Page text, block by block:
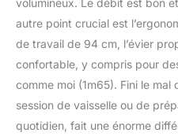
autre point crucial est
de travail de 94 cm, l’évier
confortable, y compris pour
comme moi (1m65). Fini le
session de vaisselle ou de
quotidien, fait une énorme